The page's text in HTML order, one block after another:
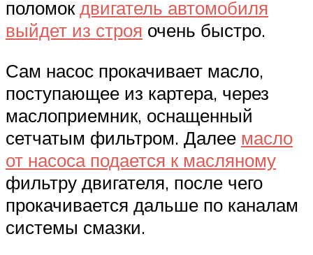
поломокдвигатель автомобиля
выйдет из строя очень быстро.
Сам насос прокачивает масло,
поступающее из картера, через
маслоприемник, оснащенный
сетчатым фильтром. Далее масло
от насоса подается к масляному
фильтру двигателя, после чего
прокачивается дальше по каналам
системы смазки.